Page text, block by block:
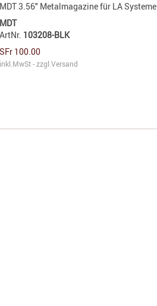
MDT 3.56" Metalmagazine für LA Systeme
MDT
ArtNr. 103208-BLK
SFr 100.00
inkl.MwSt - zzgl.Versand